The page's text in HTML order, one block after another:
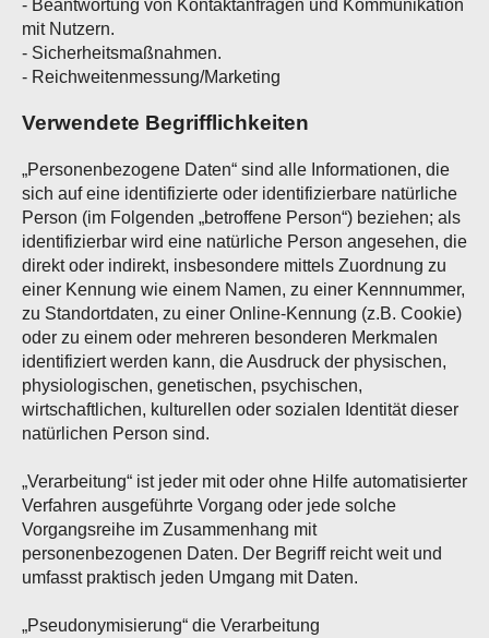
- Beantwortung von Kontaktanfragen und Kommunikation
mit Nutzern.
- Sicherheitsmaßnahmen.
- Reichweitenmessung/Marketing
Verwendete Begrifflichkeiten
„Personenbezogene Daten“ sind alle Informationen, die
sich auf eine identifizierte oder identifizierbare natürliche
Person (im Folgenden „betroffene Person“) beziehen; als
identifizierbar wird eine natürliche Person angesehen, die
direkt oder indirekt, insbesondere mittels Zuordnung zu
einer Kennung wie einem Namen, zu einer Kennnummer,
zu Standortdaten, zu einer Online-Kennung (z.B. Cookie)
oder zu einem oder mehreren besonderen Merkmalen
identifiziert werden kann, die Ausdruck der physischen,
physiologischen, genetischen, psychischen,
wirtschaftlichen, kulturellen oder sozialen Identität dieser
natürlichen Person sind.
„Verarbeitung“ ist jeder mit oder ohne Hilfe automatisierter
Verfahren ausgeführte Vorgang oder jede solche
Vorgangsreihe im Zusammenhang mit
personenbezogenen Daten. Der Begriff reicht weit und
umfasst praktisch jeden Umgang mit Daten.
„Pseudonymisierung“ die Verarbeitung